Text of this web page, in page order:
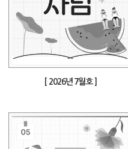
[ 2026년 7월호 ]